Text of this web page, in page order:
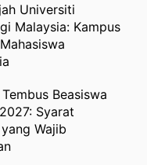
Universiti
Malaysia: Kampus
Beasiswa
Syarat
Wajib